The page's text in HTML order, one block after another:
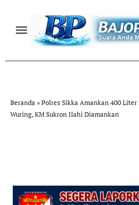
content
Beranda »Polres Sikka Amankan 400
Wuring, KM Sukron Ilahi Diamankan